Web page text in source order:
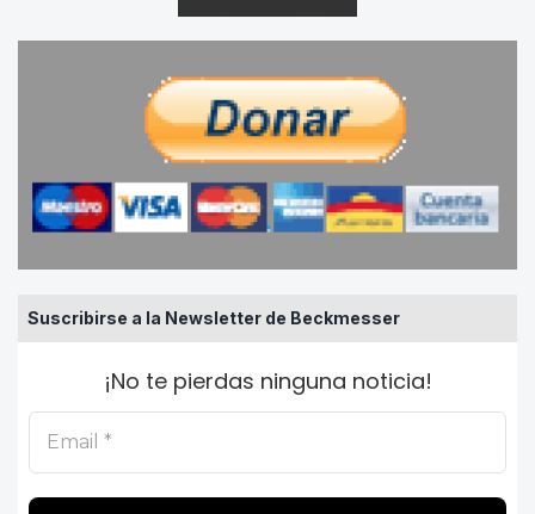
Suscribirse a la Newsletter de Beckmesser
¡No te pierdas ninguna noticia!